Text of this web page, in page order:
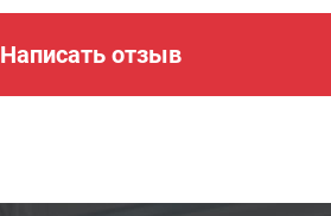
Написать отзыв